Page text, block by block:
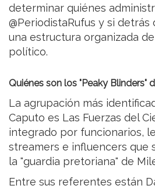
determinar quiénes
@PeriodistaRufus y si
una estructura organizada
político.
Quiénes son los "Peaky Blinders"
La agrupación más
Caputo es Las Fuerzas del
integrado por funcionarios,
streamers e influencers que
la "guardia pretoriana" de
Entre sus referentes están